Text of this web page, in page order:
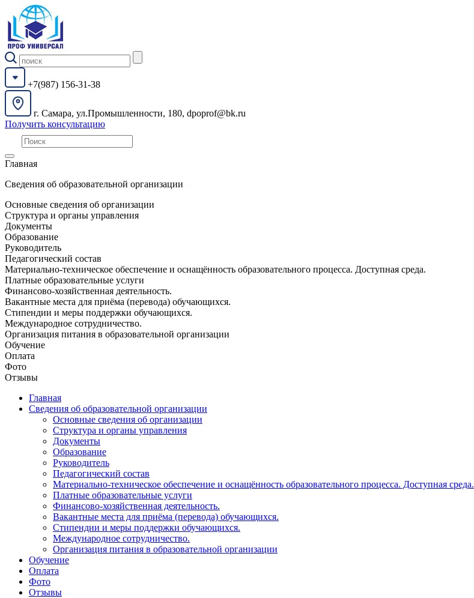
+7(987) 156-31-38
г. Самара, ул.Промышленности, 180, dpoprof@bk.ru
Получить консультацию
Главная
Сведения об образовательной организации
Основные сведения об организации
Структура и органы управления
Документы
Образование
Руководитель
Педагогический состав
Материально-техническое обеспечение и оснащённость образовательного процесса. Доступная среда.
Платные образовательные услуги
Финансово-хозяйственная деятельность.
Вакантные места для приёма (перевода) обучающихся.
Стипендии и меры поддержки обучающихся.
Международное сотрудничество.
Организация питания в образовательной организации
Обучение
Оплата
Фото
Отзывы
Главная
Сведения об образовательной организации
Основные сведения об организации
Структура и органы управления
Документы
Образование
Руководитель
Педагогический состав
Материально-техническое обеспечение и оснащённость образовательного процесса. Доступная среда.
Платные образовательные услуги
Финансово-хозяйственная деятельность.
Вакантные места для приёма (перевода) обучающихся.
Стипендии и меры поддержки обучающихся.
Международное сотрудничество.
Организация питания в образовательной организации
Обучение
Оплата
Фото
Отзывы